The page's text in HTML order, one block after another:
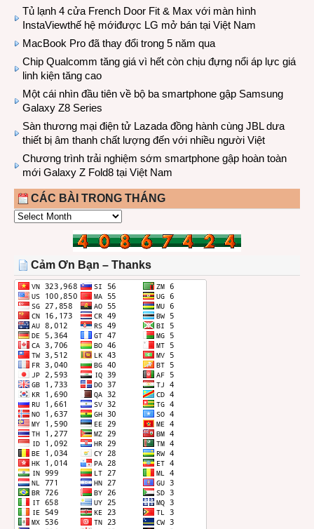
Tủ lạnh 4 cửa French Door Fit & Max với màn hình
InstaViewthế hệ mớiđược LG mở bán tại Việt Nam
MacBook Pro đã thay đổi trong 5 năm qua
Chip Qualcomm tăng giá vì hết còn chịu đựng nổi áp lực giá
linh kiện tăng cao
Một cái nhìn đầu tiên về bộ ba smartphone gập Samsung
Galaxy Z8 Series
Sàn thương mại điện tử Lazada đồng hành cùng JBL dưa
thiết bị âm thanh chất lượng đến với nhiều người Việt
Chương trình trải nghiệm sớm smartphone gập hoàn toàn
mới Galaxy Z Fold8 tại Việt Nam
CÁC BÀI TRONG THÁNG
CÁC
THÁNG
Cảm Ơn Bạn – Thanks